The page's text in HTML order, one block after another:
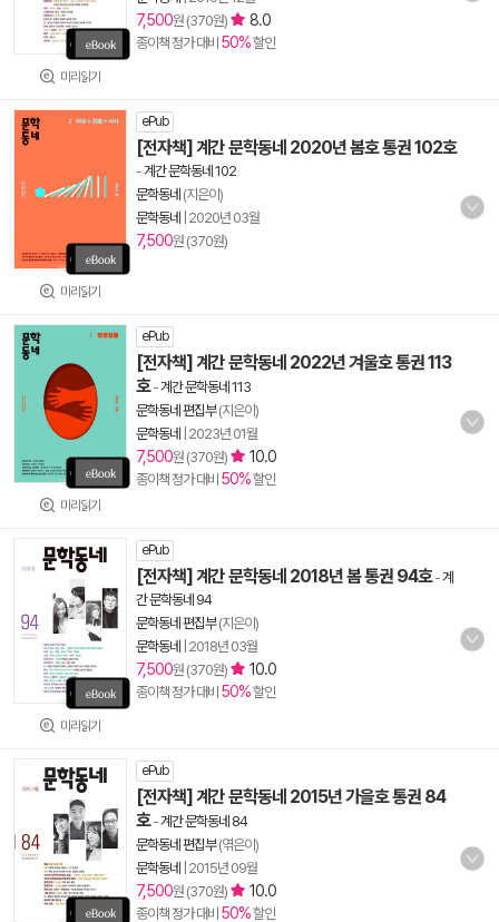
미리읽기
7,500원 (370원) 8.0
종이책 정가 대비 50%할인
미리읽기
ePub
[전자책] 계간 문학동네 2020년 봄호 통권 102호
-계간 문학동네 102
문학동네 (지은이)
문학동네
2020년 03월
7,500원 (370원)
미리읽기
ePub
[전자책] 계간 문학동네 2022년 겨울호 통권 113
호-계간 문학동네 113
문학동네 편집부(지은이)
문학동네
2023년 01월
7,500원 (370원) 10.0
종이책 정가 대비 50%할인
미리읽기
ePub
[전자책] 계간 문학동네 2018년 봄 통권 94호-계
간 문학동네 94
문학동네 편집부(지은이)
문학동네
2018년 03월
7,500원 (370원) 10.0
종이책 정가 대비 50%할인
ePub
[전자책] 계간 문학동네 2015년 가을호 통권 84
호-계간 문학동네 84
문학동네 편집부(엮은이)
문학동네
2015년 09월
7,500원 (370원) 10.0
종이책 정가 대비 50%할인